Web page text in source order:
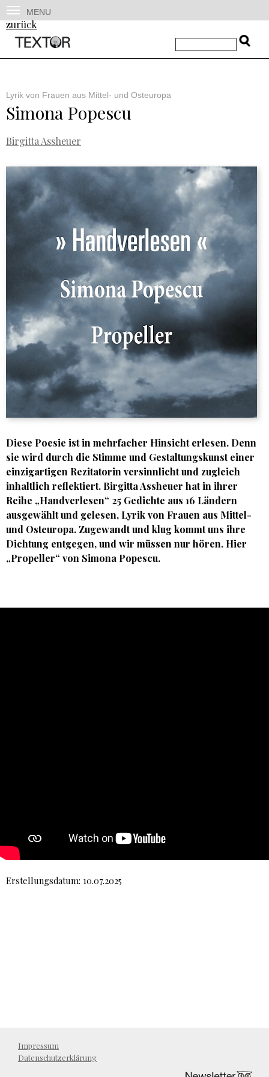
MENU
zurück
Lyrik von Frauen aus Mittel- und Osteuropa
Simona Popescu
Birgitta Assheuer
Diese Poesie ist in mehrfacher Hinsicht erlesen. Denn
sie wird durch die Stimme und Gestaltungskunst einer
einzigartigen Rezitatorin versinnlicht und zugleich
inhaltlich reflektiert. Birgitta Assheuer hat in ihrer
Reihe „Handverlesen“ 25 Gedichte aus 16 Ländern
ausgewählt und gelesen, Lyrik von Frauen aus Mittel-
und Osteuropa. Zugewandt und klug kommt uns ihre
Dichtung entgegen, und wir müssen nur hören. Hier
„Propeller“ von Simona Popescu.
Erstellungsdatum: 10.07.2025
Impressum
Datenschutzerklärung